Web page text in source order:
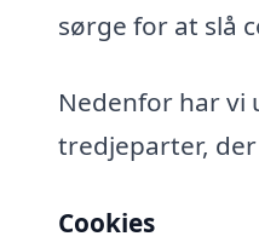
sørge for at slå
Nedenfor har vi
tredjeparter,
Cookies